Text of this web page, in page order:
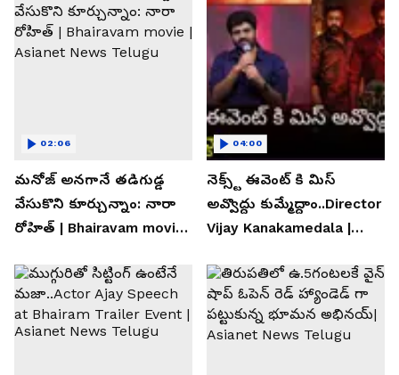
మనోజ్ అనగానే తడిగుడ్డ
వేసుకొని కూర్చున్నాం: నారా
రోహిత్ | Bhairavam movie |
02:06
నెక్స్ట్ ఈవెంట్ కి మిస్
అవ్వొద్దు కుమ్మేద్దాం..Director
Vijay Kanakamedala |
04:00